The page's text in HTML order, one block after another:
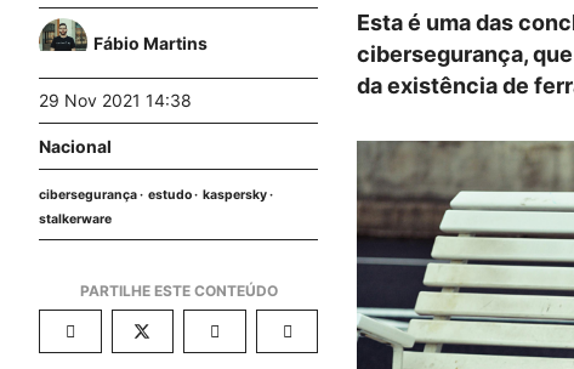
Fábio Martins
29 Nov 2021 14:38
Nacional
cibersegurança estudo
kaspersky
stalkerware
Esta é uma das
cibersegurança,
da existência de